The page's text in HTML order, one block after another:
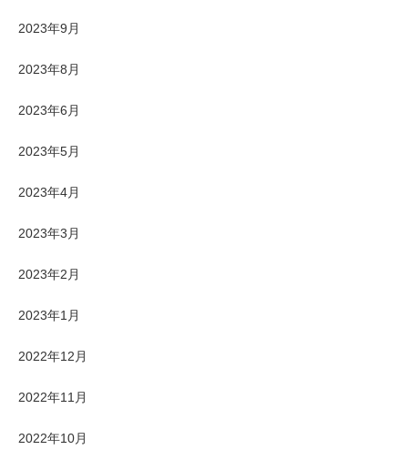
2023年9月
2023年8月
2023年6月
2023年5月
2023年4月
2023年3月
2023年2月
2023年1月
2022年12月
2022年11月
2022年10月